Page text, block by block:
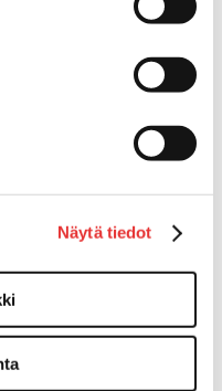
Näytä tiedot